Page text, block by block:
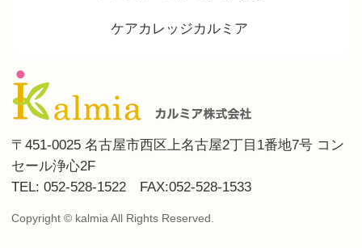
ケアカレッジカルミア
〒451-0025 名古屋市西区上名古屋2丁目1番地7号 コン
セール浄心2F
TEL: 052-528-1522 FAX:052-528-1533
Copyright © kalmia All Rights Reserved.